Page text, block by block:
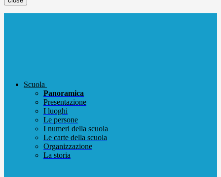
Scuola
Panoramica
Presentazione
I luoghi
Le persone
I numeri della scuola
Le carte della scuola
Organizzazione
La storia